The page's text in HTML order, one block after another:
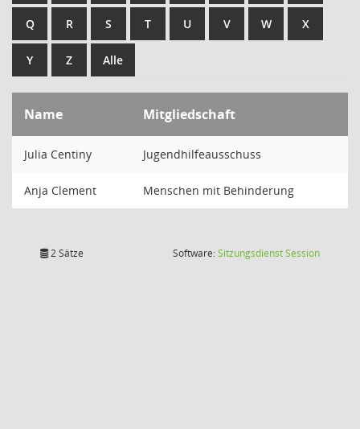
Q R S T U V W X
Y Z Alle
Name Mitgliedschaft
Julia Centiny Jugendhilfeausschuss
Anja Clement Menschen mit Behinderung
2 Sätze Software:SitzungsdienstSession(Wird in